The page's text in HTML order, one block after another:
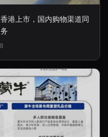
港上市，国内购物渠道同